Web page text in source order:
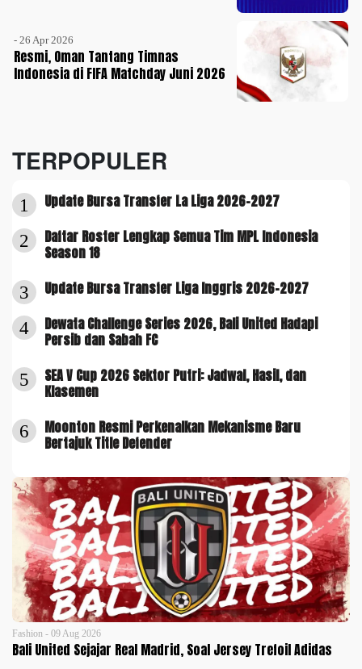
- 26 Apr 2026
Resmi, Oman Tantang Timnas
Indonesia di FIFA Matchday Juni 2026
TERPOPULER
1 Update Bursa Transfer La Liga 2026-2027
2
Daftar Roster Lengkap Semua Tim MPL Indonesia
Season 18
3 Update Bursa Transfer Liga Inggris 2026-2027
4
Dewata Challenge Series 2026, Bali United Hadapi
Persib dan Sabah FC
5
SEA V Cup 2026 Sektor Putri: Jadwal, Hasil, dan
Klasemen
6
Moonton Resmi Perkenalkan Mekanisme Baru
Bertajuk Title Defender
Fashion - 09 Aug 2026
Bali United Sejajar Real Madrid, Soal Jersey Trefoil Adidas